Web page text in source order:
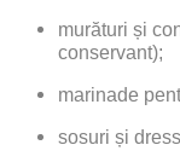
murături și
conservant);
marinade
sosuri și